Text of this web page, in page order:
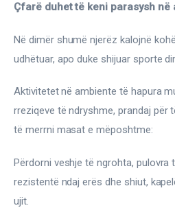
Çfarë duhet të keni parasysh në
Në dimër shumë njerëz kalojnë
udhëtuar, apo duke shijuar sporte
Aktivitetet në ambiente të hapura
rreziqeve të ndryshme, prandaj për
të merrni masat e mëposhtme:
Përdorni veshje të ngrohta, pulovra
rezistentë ndaj erës dhe shiut,
ujit.